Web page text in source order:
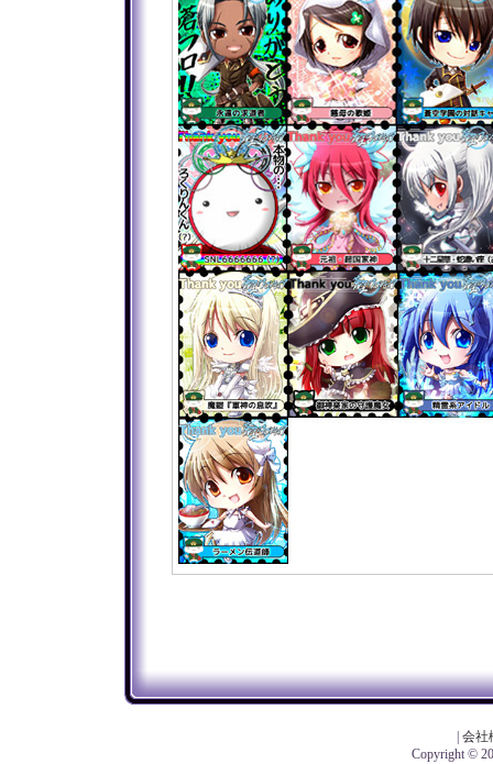
会社
Copyright ©